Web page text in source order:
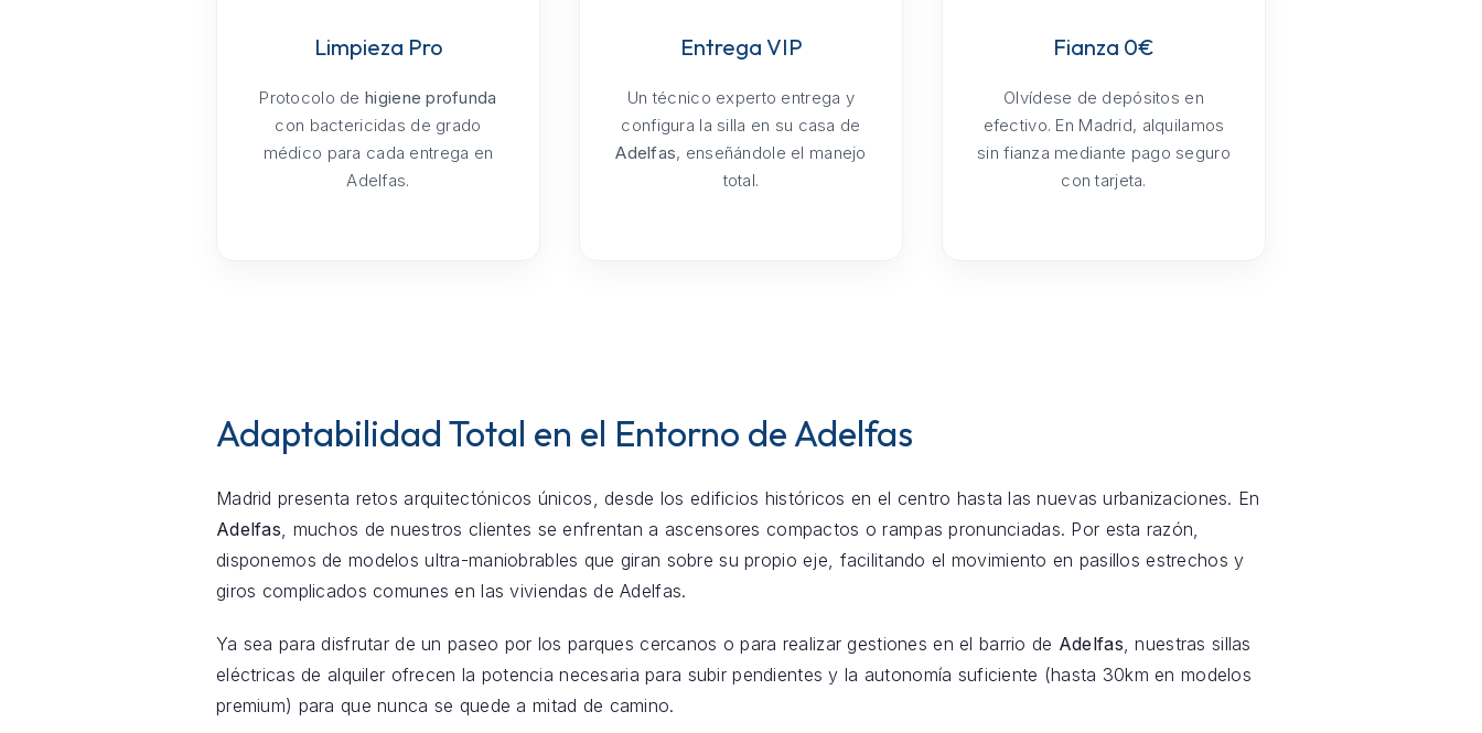
Limpieza Pro
Protocolo dehigiene profunda
con bactericidas de grado
médico para cada entrega en
Adelfas.
Entrega VIP
Un técnico experto entrega y
configura la silla en su casa de
Adelfas, enseñándole el manejo
total.
Fianza 0€
Olvídese de depósitos en
efectivo. En Madrid, alquilamos
sin fianza mediante pago seguro
con tarjeta.
Adaptabilidad Total en el Entorno de Adelfas
Madrid presenta retos arquitectónicos únicos, desde los edificios históricos en el centro hasta las nuevas urbanizaciones. En
Adelfas , muchos de nuestros clientes se enfrentan a ascensores compactos o rampas pronunciadas. Por esta razón,
disponemos de modelos ultra-maniobrables que giran sobre su propio eje, facilitando el movimiento en pasillos estrechos y
giros complicados comunes en las viviendas de Adelfas.
Ya sea para disfrutar de un paseo por los parques cercanos o para realizar gestiones en el barrio de Adelfas , nuestras sillas
eléctricas de alquiler ofrecen la potencia necesaria para subir pendientes y la autonomía suficiente (hasta 30km en modelos
premium) para que nunca se quede a mitad de camino.